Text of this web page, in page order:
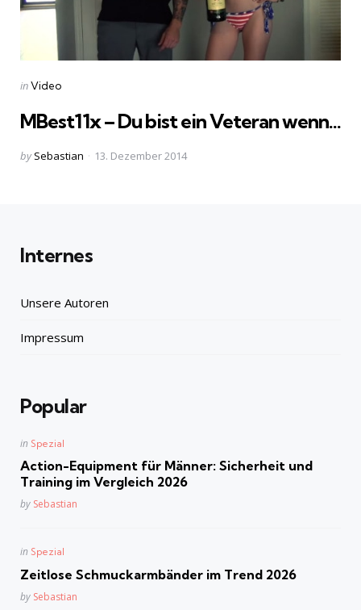
Categories
Posted
inVideo
MBest11x – Du bist ein Veteran wenn…
Posted
by Sebastian 13. Dezember 2014
Internes
Unsere Autoren
Impressum
Popular
Posted
in Spezial
Action-Equipment für Männer: Sicherheit und
Training im Vergleich 2026
Posted
by Sebastian
Posted
in Spezial
Zeitlose Schmuckarmbänder im Trend 2026
Posted
by Sebastian